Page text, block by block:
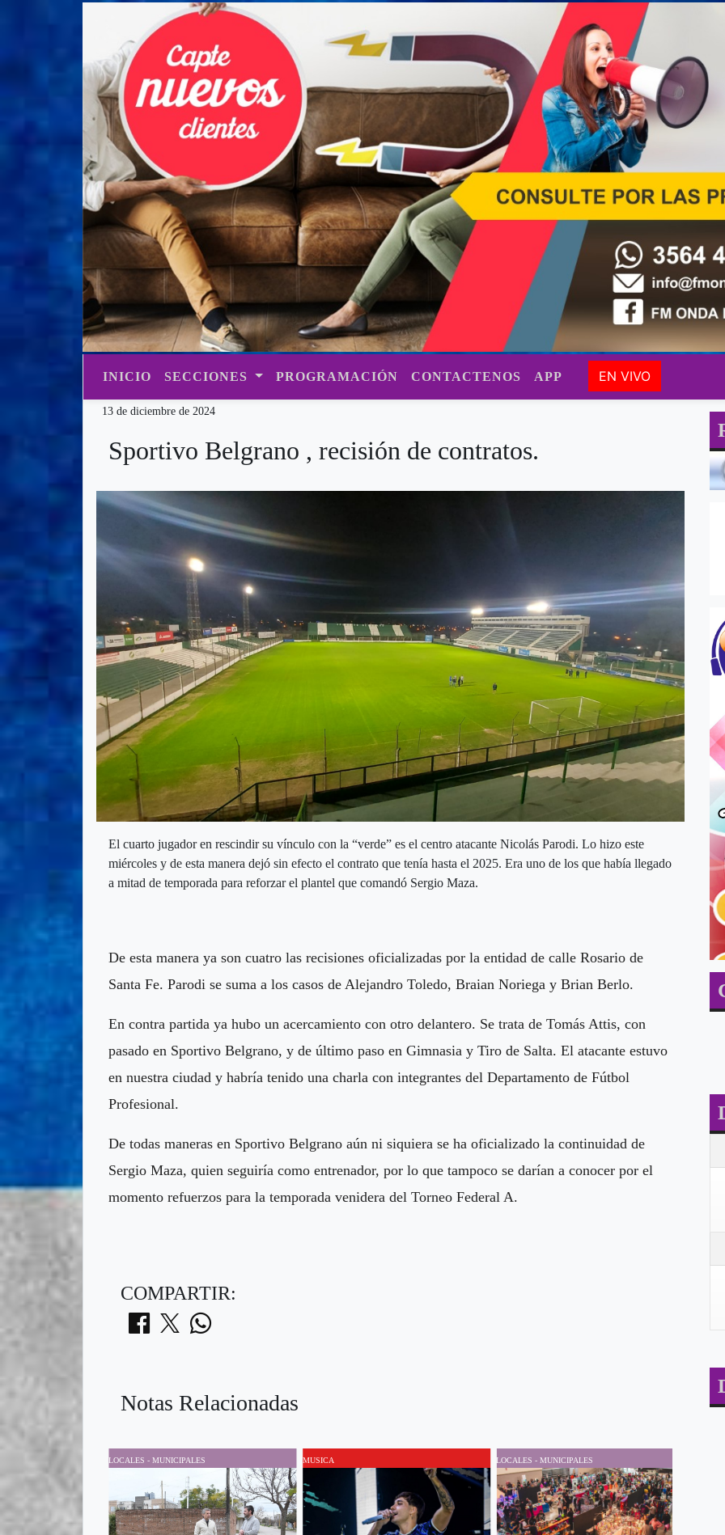
INICIO SECCIONES PROGRAMACIÓN CONTACTENOS APP EN VIVO
13 de diciembre de 2024
Sportivo Belgrano , recisión de contratos.
El cuarto jugador en rescindir su vínculo con la “verde” es el centro atacante Nicolás Parodi. Lo hizo este
miércoles y de esta manera dejó sin efecto el contrato que tenía hasta el 2025. Era uno de los que había llegado
a mitad de temporada para reforzar el plantel que comandó Sergio Maza.
De esta manera ya son cuatro las recisiones oficializadas por la entidad de calle Rosario de
Santa Fe. Parodi se suma a los casos de Alejandro Toledo, Braian Noriega y Brian Berlo.
En contra partida ya hubo un acercamiento con otro delantero. Se trata de Tomás Attis, con
pasado en Sportivo Belgrano, y de último paso en Gimnasia y Tiro de Salta. El atacante estuvo
en nuestra ciudad y habría tenido una charla con integrantes del Departamento de Fútbol
Profesional.
De todas maneras en Sportivo Belgrano aún ni siquiera se ha oficializado la continuidad de
Sergio Maza, quien seguiría como entrenador, por lo que tampoco se darían a conocer por el
momento refuerzos para la temporada venidera del Torneo Federal A.
COMPARTIR:
Notas Relacionadas
LOCALES - MUNICIPALES MUSICA LOCALES - MUNICIPALES